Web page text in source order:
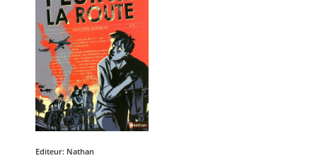
Editeur: Nathan